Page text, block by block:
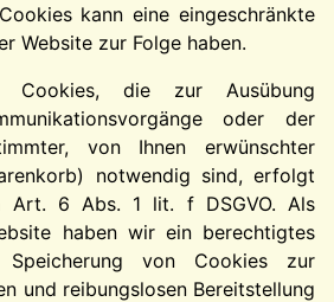
kann eine eingeschränkte
Website zur Folge haben.
Cookies, die zur Ausübung
oder der
von Ihnen erwünschter
notwendig sind, erfolgt
Art. 6 Abs. 1 lit. f DSGVO. Als
haben wir ein berechtigtes
von Cookies zur
und reibungslosen Bereitstellung